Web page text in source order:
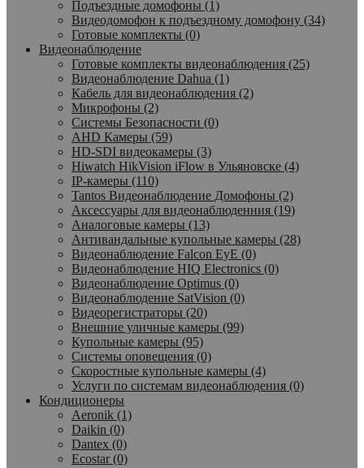
Подъездные домофоны (1)
Видеодомофон к подъездному домофону (34)
Готовые комплекты (0)
Видеонаблюдение
Готовые комплекты видеонаблюдения (25)
Видеонаблюдение Dahua (1)
Кабель для видеонаблюдения (2)
Микрофоны (2)
Системы Безопасности (0)
AHD Камеры (59)
HD-SDI видеокамеры (3)
Hiwatch HikVision iFlow в Ульяновске (4)
IP-камеры (110)
Tantos Видеонаблюдение Домофоны (2)
Аксессуары для видеонаблюденния (19)
Аналоговые камеры (13)
Антивандальные купольные камеры (28)
Видеонаблюдение Falcon EyE (0)
Видеонаблюдение HIQ Electronics (0)
Видеонаблюдение Optimus (0)
Видеонаблюдение SatVision (0)
Видеорегистраторы (20)
Внешние уличные камеры (99)
Купольные камеры (95)
Системы оповещения (0)
Скоростные купольные камеры (4)
Услуги по системам видеонаблюдения (0)
Кондиционеры
Aeronik (1)
Daikin (0)
Dantex (0)
Ecostar (0)